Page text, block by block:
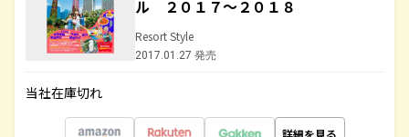
ル ２０１７～２０１８
Resort Style
2017.01.27 発売
当社在庫切れ
詳細を見る